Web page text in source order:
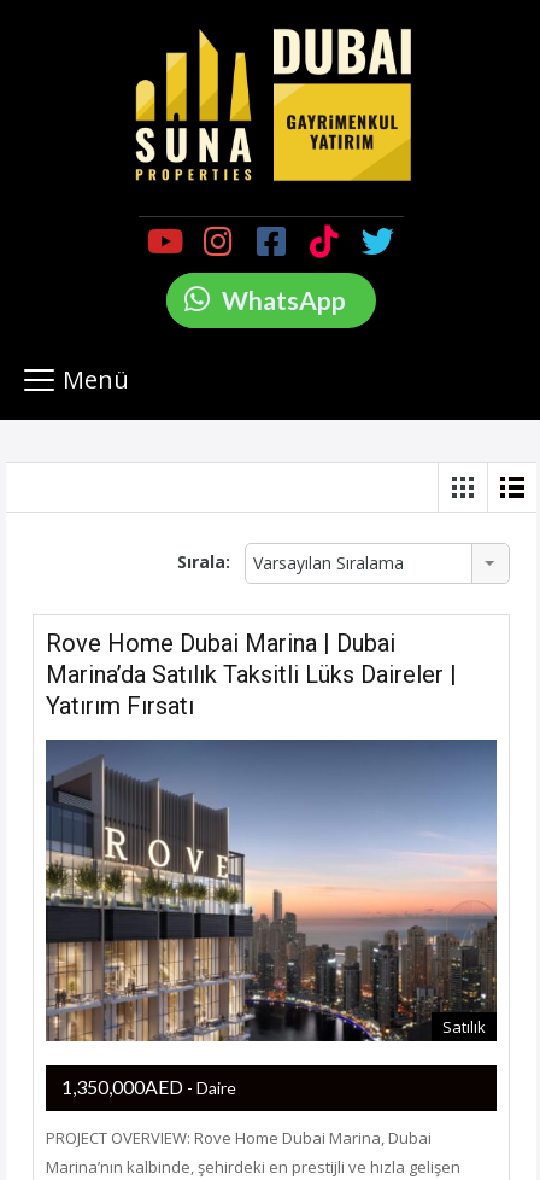
WhatsApp
Menü
Sırala: Varsayılan Sıralama
Rove Home Dubai Marina | Dubai
Marina’da Satılık Taksitli Lüks Daireler |
Yatırım Fırsatı
Satılık
1,350,000AED - Daire
PROJECT OVERVIEW: Rove Home Dubai Marina, Dubai
Marina’nın kalbinde, şehirdeki en prestijli ve hızla gelişen